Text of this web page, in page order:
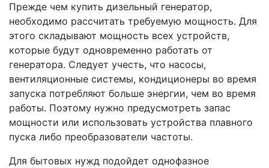
Прежде чем купить дизельный генератор,
необходимо рассчитать требуемую мощность. Для
этого складывают мощность всех устройств,
которые будут одновременно работать от
генератора. Следует учесть, что насосы,
вентиляционные системы, кондиционеры во время
запуска потребляют больше энергии, чем во время
работы. Поэтому нужно предусмотреть запас
мощности или использовать устройства плавного
пуска либо преобразователи частоты.
Для бытовых нужд подойдет однофазное